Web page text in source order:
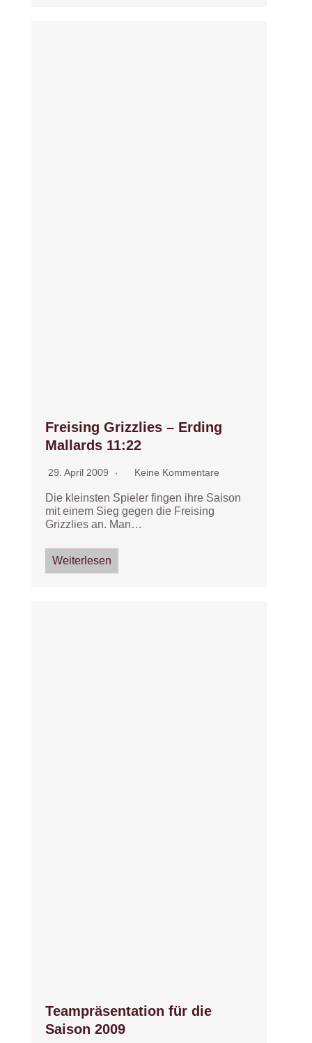
Freising Grizzlies – Erding
Mallards 11:22
29. April 2009 Keine Kommentare
Die kleinsten Spieler fingen ihre Saison
mit einem Sieg gegen die Freising
Grizzlies an. Man…
Weiterlesen
Teampräsentation für die
Saison 2009